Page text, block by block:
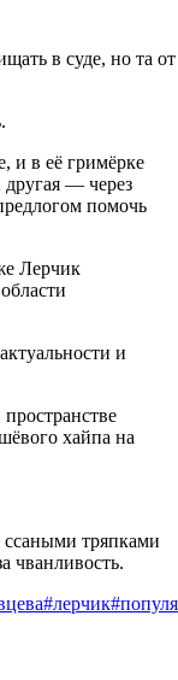
в суде, но та от
и в её гримёрке
— через
помочь
Лерчик
и
хайпа на
ссаными тряпками
чванливость.
#лерчик